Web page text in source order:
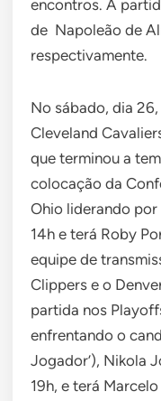
encontros. A
de Napoleão de
respectivamente.
No sábado, dia
Cleveland
que terminou a
colocação da
Ohio liderando
14h e terá Roby
equipe de
Clippers e o
partida nos
enfrentando o
Jogador’), Nikola
19h, e terá